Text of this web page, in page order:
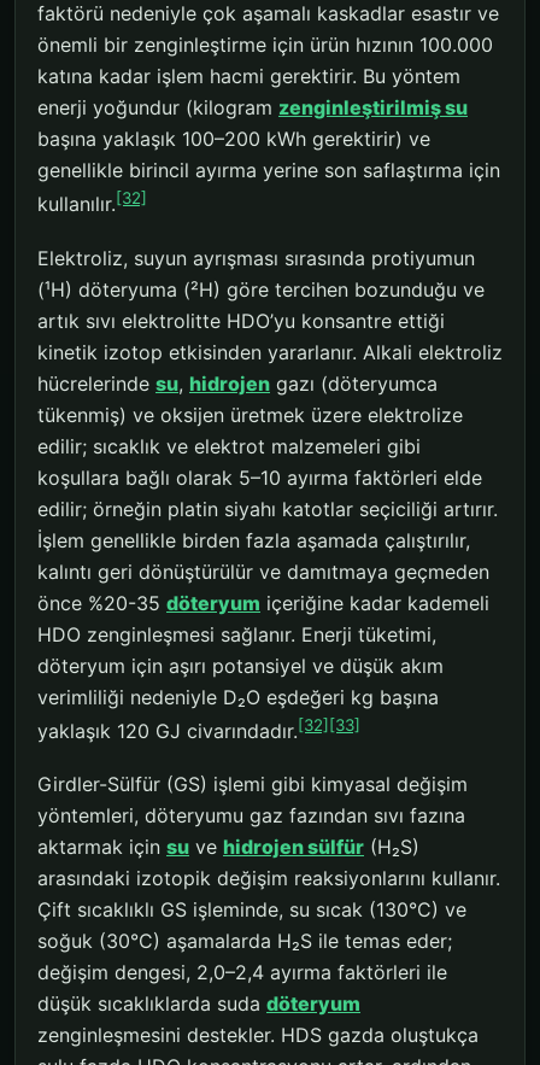
faktörü nedeniyle çok aşamalı kaskadlar esastır ve
önemli bir zenginleştirme için ürün hızının 100.000
katına kadar işlem hacmi gerektirir. Bu yöntem
enerji yoğundur (kilogram zenginleştirilmiş su
başına yaklaşık 100–200 kWh gerektirir) ve
genellikle birincil ayırma yerine son saflaştırma için
kullanılır.[32]
Elektroliz, suyun ayrışması sırasında protiyumun
(¹H) döteryuma (²H) göre tercihen bozunduğu ve
artık sıvı elektrolitte HDO’yu konsantre ettiği
kinetik izotop etkisinden yararlanır. Alkali elektroliz
hücrelerinde su, hidrojen gazı (döteryumca
tükenmiş) ve oksijen üretmek üzere elektrolize
edilir; sıcaklık ve elektrot malzemeleri gibi
koşullara bağlı olarak 5–10 ayırma faktörleri elde
edilir; örneğin platin siyahı katotlar seçiciliği artırır.
İşlem genellikle birden fazla aşamada çalıştırılır,
kalıntı geri dönüştürülür ve damıtmaya geçmeden
önce %20-35 döteryum içeriğine kadar kademeli
HDO zenginleşmesi sağlanır. Enerji tüketimi,
döteryum için aşırı potansiyel ve düşük akım
verimliliği nedeniyle D₂O eşdeğeri kg başına
yaklaşık 120 GJ civarındadır.[32] [33]
Girdler-Sülfür (GS) işlemi gibi kimyasal değişim
yöntemleri, döteryumu gaz fazından sıvı fazına
aktarmak için su ve hidrojen sülfür (H₂S)
arasındaki izotopik değişim reaksiyonlarını kullanır.
Çift sıcaklıklı GS işleminde, su sıcak (130°C) ve
soğuk (30°C) aşamalarda H₂S ile temas eder;
değişim dengesi, 2,0–2,4 ayırma faktörleri ile
düşük sıcaklıklarda suda döteryum
zenginleşmesini destekler. HDS gazda oluştukça